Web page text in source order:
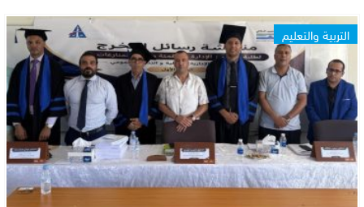
التربية والتعليم